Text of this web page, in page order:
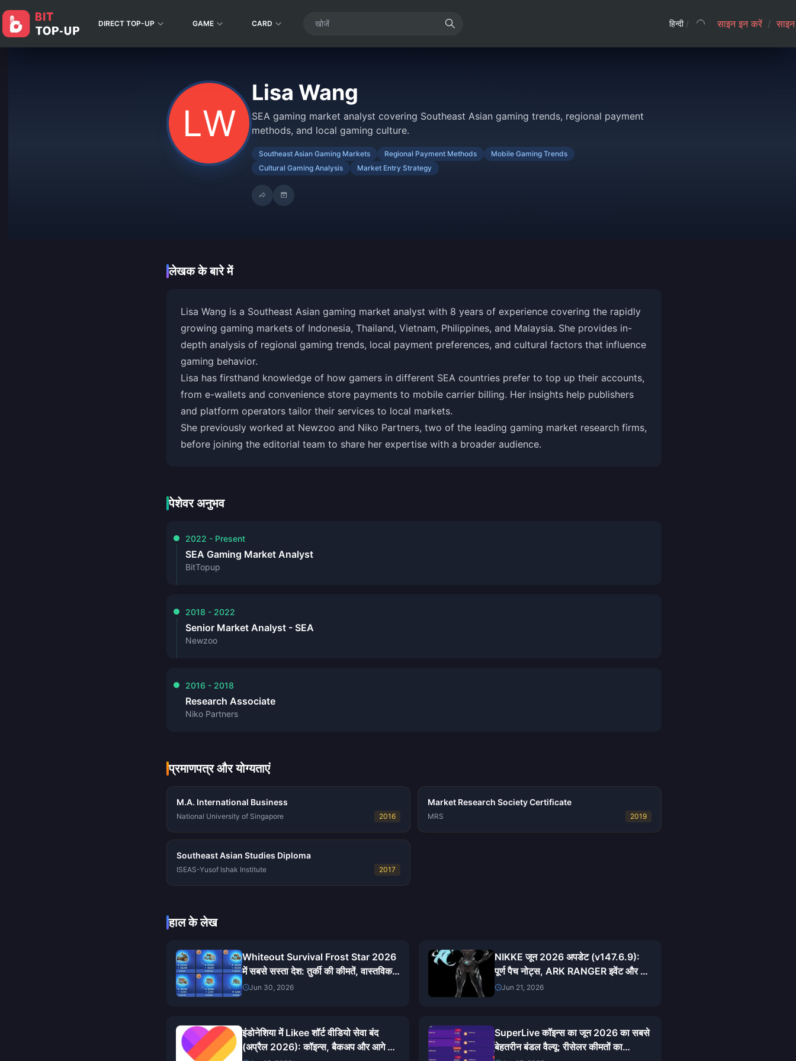
DIRECT TOP-UP GAME CARD हिन्दी / साइन इन करें /
Lisa Wang
SEA gaming market analyst covering Southeast Asian gaming trends, regional payment
methods, and local gaming culture.
Southeast Asian Gaming Markets Regional Payment Methods
Mobile Gaming Trends
Cultural Gaming Analysis
Market Entry Strategy
लेखक के बारे में
Lisa Wang is a Southeast Asian gaming market analyst with 8 years of experience covering the rapidly
growing gaming markets of Indonesia, Thailand, Vietnam, Philippines, and Malaysia. She provides in-
depth analysis of regional gaming trends, local payment preferences, and cultural factors that influence
gaming behavior.
Lisa has firsthand knowledge of how gamers in different SEA countries prefer to top up their accounts,
from e-wallets and convenience store payments to mobile carrier billing. Her insights help publishers
and platform operators tailor their services to local markets.
She previously worked at Newzoo and Niko Partners, two of the leading gaming market research firms,
before joining the editorial team to share her expertise with a broader audience.
पेशेवर अनुभव
2022 - Present
SEA Gaming Market Analyst
BitTopup
2018 - 2022
Senior Market Analyst - SEA
Newzoo
2016 - 2018
Research Associate
Niko Partners
प्रमाणपत्र और योग्यताएं
M.A. International Business
National University of Singapore 2016
Market Research Society Certificate
MRS 2019
Southeast Asian Studies Diploma
ISEAS-Yusof Ishak Institute 2017
हाल के लेख
Whiteout Survival Frost Star 2026
में सबसे सस्ता देश: तुर्की की कीमतें, वास्तविक
बचत और निष्पक्ष निष्कर्ष
Jun 30, 2026
NIKKE जून 2026 अपडेट (v147.6.9):
पूर्ण पैच नोट्स, ARK RANGER इवेंट और पुल
गाइड
Jun 21, 2026
इंडोनेशिया में Likee शॉर्ट वीडियो सेवा बंद
(अप्रैल 2026): कॉइन्स, बैकअप और आगे के
SuperLive कॉइन्स का जून 2026 का सबसे
बेहतरीन बंडल वैल्यू: रीसेलर कीमतों का